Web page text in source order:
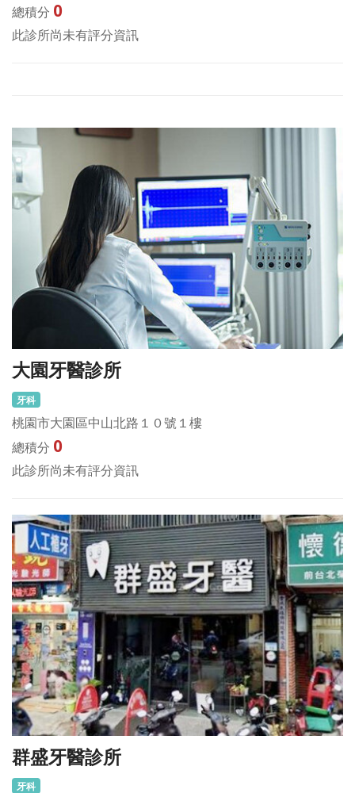
總積分 0
此診所尚未有評分資訊
大園牙醫診所
牙科
桃園市大園區中山北路１０號１樓
總積分 0
此診所尚未有評分資訊
群盛牙醫診所
牙科